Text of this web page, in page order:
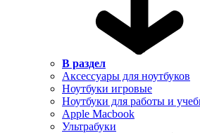
В раздел
Аксессуары для ноутбуков
Ноутбуки игровые
Ноутбуки для работы и
Apple Macbook
Ультрабуки